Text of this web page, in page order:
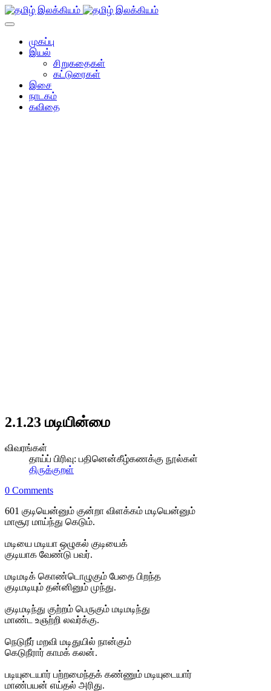
முகப்பு
இயல்
சிறுகதைகள்
கட்டுரைகள்
இசை
நாடகம்
கவிதை
2.1.23 மடியின்மை
விவரங்கள்
தாய்ப் பிரிவு: பதினென்கீழ்கணக்கு நூல்கள்
திருக்குறள்
0 Comments
601 குடியென்னும் குன்றா விளக்கம் மடியென்னும்
மாசூர மாய்ந்து கெடும்.
மடியை மடியா ஒழுகல் குடியைக்
குடியாக வேண்டு பவர்.
மடிமடிக் கொண்டொழுகும் பேதை பிறந்த
குடிமடியும் தன்னினும் முந்து.
குடிமடிந்து குற்றம் பெருகும் மடிமடிந்து
மாண்ட உஞற்றி லவர்க்கு.
நெடுநீர் மறவி மடிதுயில் நான்கும்
கெடுநீரார் காமக் கலன்.
படியுடையார் பற்றமைந்தக் கண்ணும் மடியுடையார்
மாண்பயன் எய்தல் அரிது.